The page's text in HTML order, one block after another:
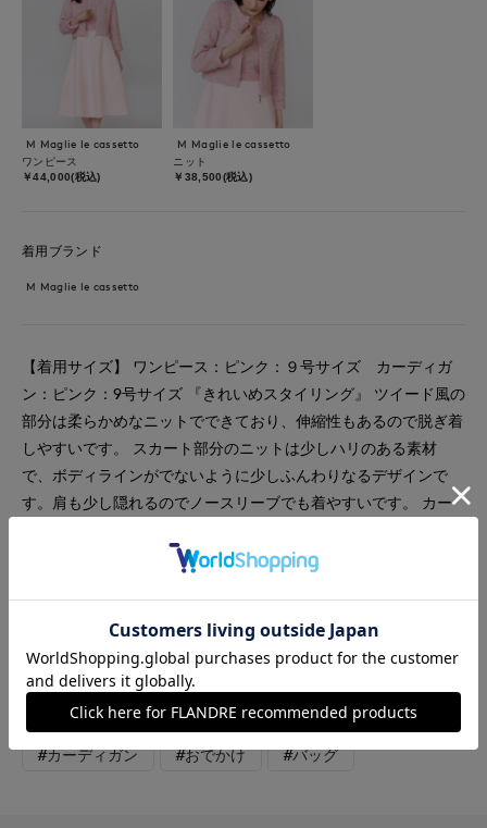
M Maglie le cassetto
ワンピース
￥44,000(税込)
M Maglie le cassetto
ニット
￥38,500(税込)
着用ブランド
M Maglie le cassetto
【着用サイズ】 ワンピース：ピンク：９号サイズ カーディガ
ン：ピンク：9号サイズ 『きれいめスタイリング』 ツイード風の
部分は柔らかめなニットでできており、伸縮性もあるので脱ぎ着
しやすいです。 スカート部分のニットは少しハリのある素材
で、ボディラインがでないように少しふんわりなるデザインで
す。肩も少し隠れるのでノースリーブでも着やすいです。 カー
ンクの色味で、 普段はピンクを着ない方にもオススメしたいで
#ワンピース #セットアップ #通勤・仕事
#オフィスカジュアル
#女子会 #デート #食事会 #フェミニン
#カーディガン #おでかけ #バッグ